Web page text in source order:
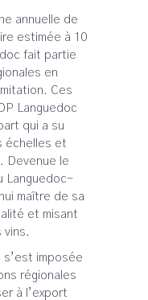
annuelle de
estimée à 10
fait partie
en
Ces
Languedoc
qui a su
échelles et
Devenue le
Languedoc-
maître de sa
et misant
vins.
s’est imposée
régionales
à l’export